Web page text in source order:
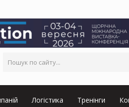
Логістика Тренінги